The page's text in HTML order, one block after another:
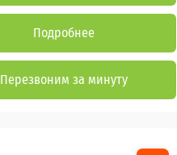
Подробнее
Перезвоним за минуту